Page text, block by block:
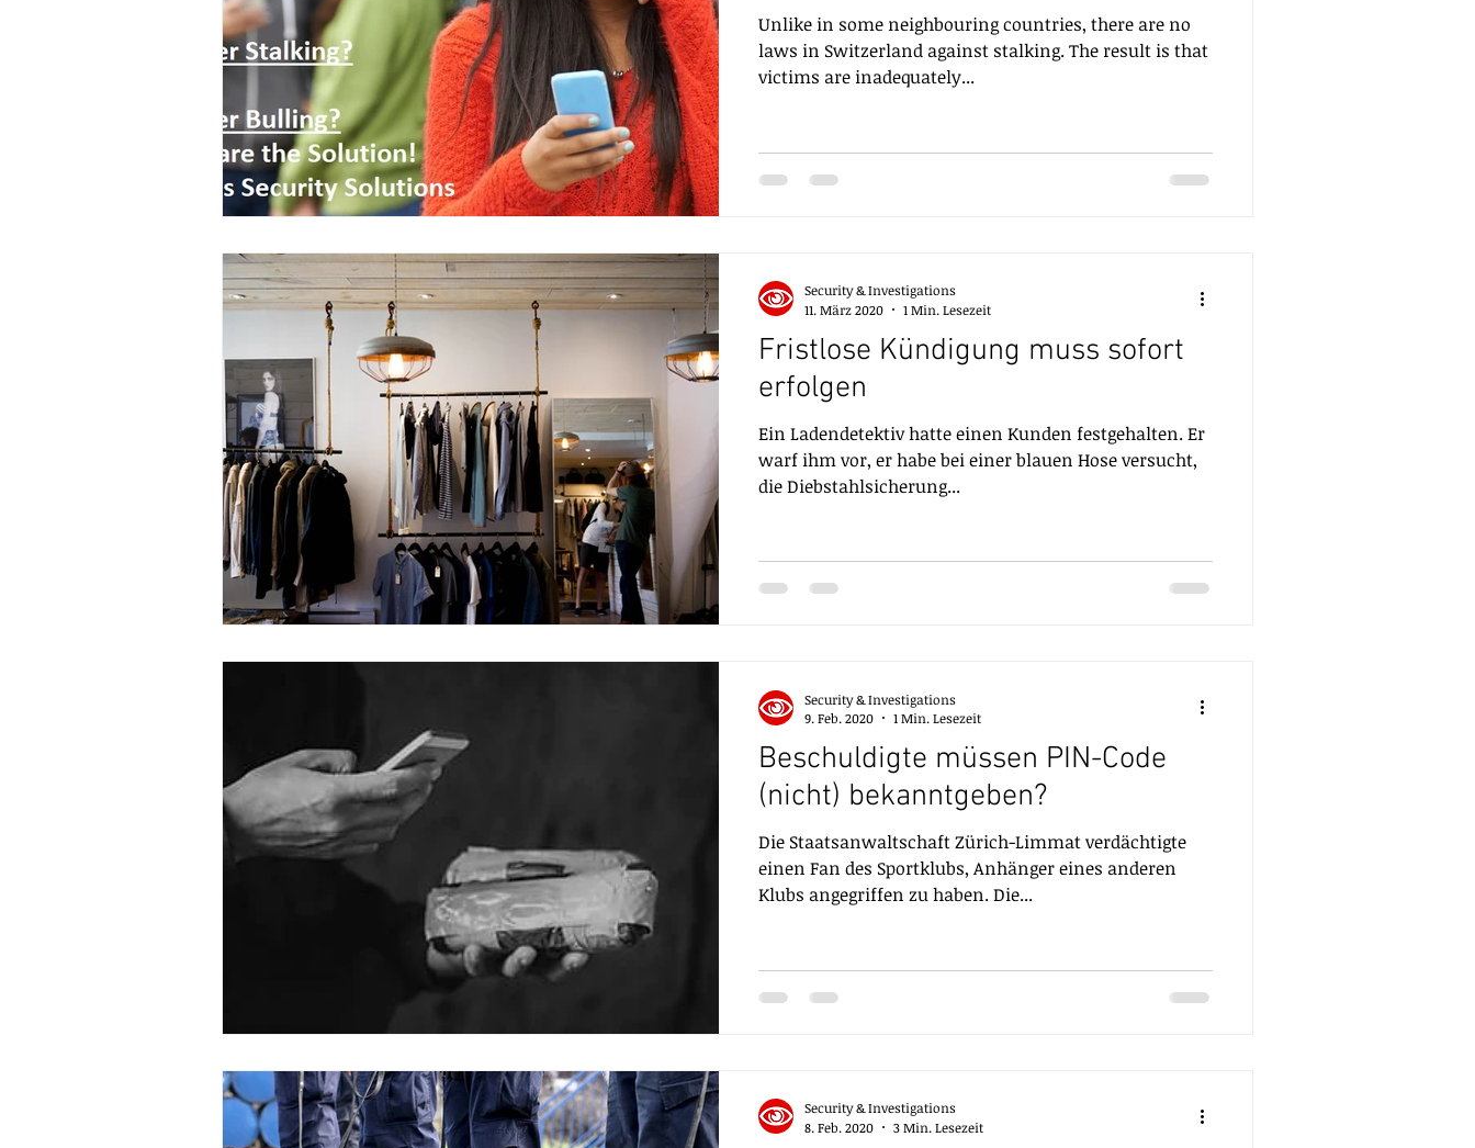
Unlike in some neighbouring countries, there are no
laws in Switzerland against stalking. The result is that
victims are inadequately...
Fristlose Kündigung muss sofort
erfolgen
Ein Ladendetektiv hatte einen Kunden festgehalten. Er
warf ihm vor, er habe bei einer blauen Hose versucht,
die Diebstahlsicherung...
Security & Investigations
11. März 2020
1 Min. Lesezeit
Beschuldigte müssen PIN-Code
(nicht) bekanntgeben?
Die Staatsanwaltschaft Zürich-Limmat verdächtigte
einen Fan des Sportklubs, Anhänger eines anderen
Klubs angegriffen zu haben. Die...
Security & Investigations
9. Feb. 2020
1 Min. Lesezeit
Security & Investigations
8. Feb. 2020
3 Min. Lesezeit